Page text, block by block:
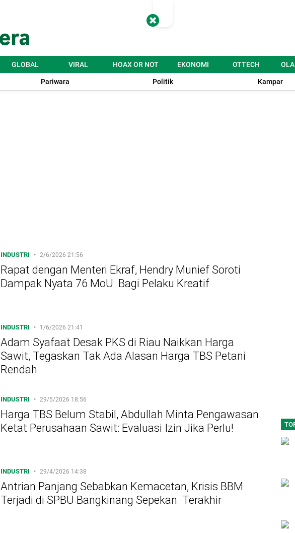
GLOBAL VIRAL HOAX OR NOT EKONOMI OTTECH
Pariwara Politik Kampar
INDUSTRI • 2/6/2026 21:56
Rapat dengan Menteri Ekraf, Hendry Munief Soroti
Dampak Nyata 76 MoU Bagi Pelaku Kreatif
INDUSTRI • 1/6/2026 21:41
Adam Syafaat Desak PKS di Riau Naikkan Harga
Sawit, Tegaskan Tak Ada Alasan Harga TBS Petani
Rendah
INDUSTRI • 29/5/2026 18:56
Harga TBS Belum Stabil, Abdullah Minta Pengawasan
Ketat Perusahaan Sawit: Evaluasi Izin Jika Perlu!
INDUSTRI • 29/4/2026 14:38
Antrian Panjang Sebabkan Kemacetan, Krisis BBM
Terjadi di SPBU Bangkinang Sepekan Terakhir